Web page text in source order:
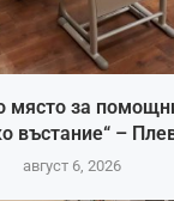
място за
въстание“ –
август 6, 2026